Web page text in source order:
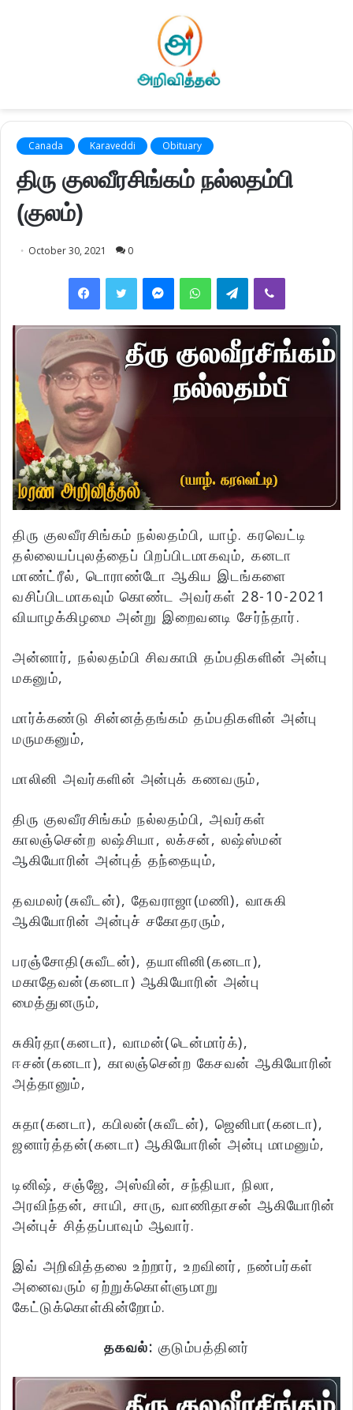
Canada Karaveddi Obituary
திரு குலவீரசிங்கம் நல்லதம்பி
(குலம்)
October 30, 2021 0
FacebookTwitter MessengerWhatsAppTelegramViber
திரு குலவீரசிங்கம் நல்லதம்பி, யாழ். கரவெட்டி
தல்லையப்புலத்தைப் பிறப்பிடமாகவும், கனடா
மாண்ட்ரீல், டொராண்டோ ஆகிய இடங்களை
வசிப்பிடமாகவும் கொண்ட அவர்கள் 28-10-2021
வியாழக்கிழமை அன்று இறைவனடி சேர்ந்தார்.
அன்னார், நல்லதம்பி சிவகாமி தம்பதிகளின் அன்பு
மகனும்,
மார்க்கண்டு சின்னத்தங்கம் தம்பதிகளின் அன்பு
மருமகனும்,
மாலினி அவர்களின் அன்புக் கணவரும்,
திரு குலவீரசிங்கம் நல்லதம்பி, அவர்கள்
காலஞ்சென்ற லஷ்சியா, லக்சன், லஷ்ஸ்மன்
ஆகியோரின் அன்புத் தந்தையும்,
தவமலர்(சுவீடன்), தேவராஜா(மணி), வாசுகி
ஆகியோரின் அன்புச் சகோதரரும்,
பரஞ்சோதி(சுவீடன்), தயாளினி(கனடா),
மகாதேவன்(கனடா) ஆகியோரின் அன்பு
மைத்துனரும்,
சுகிர்தா(கனடா), வாமன்(டென்மார்க்),
ஈசன்(கனடா), காலஞ்சென்ற கேசவன் ஆகியோரின்
அத்தானும்,
சுதா(கனடா), கபிலன்(சுவீடன்), ஜெனிபா(கனடா),
ஜனார்த்தன்(கனடா) ஆகியோரின் அன்பு மாமனும்,
டினிஷ், சஞ்ஜே, அஸ்வின், சந்தியா, நிலா,
அரவிந்தன், சாயி, சாரு, வாணிதாசன் ஆகியோரின்
அன்புச் சித்தப்பாவும் ஆவார்.
இவ் அறிவித்தலை உற்றார், உறவினர், நண்பர்கள்
அனைவரும் ஏற்றுக்கொள்ளுமாறு
கேட்டுக்கொள்கின்றோம்.
தகவல்: குடும்பத்தினர்